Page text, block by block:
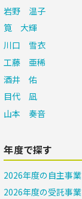
岩野 温子
筧 大輝
川口 雪衣
工藤 亜稀
酒井 佑
目代 凪
山本 奏音
年度で探す
2026年度の自主事業
2026年度の受託事業